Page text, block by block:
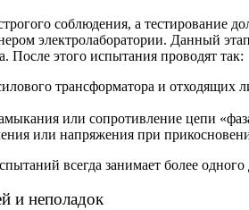
соблюдения, а тестирование
электролаборатории. Данный
После этого испытания проводят так:
трансформатора и отходящих
или сопротивление цепи
или напряжения при
всегда занимает более
и неполадок